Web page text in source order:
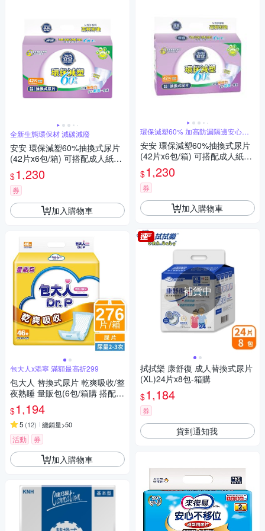
全新生態環保材 減碳減廢
安安 環保減塑60%抽換式尿片
(42片x6包/箱) 可搭配成人紙尿
褲使用
$1,230
券
加入購物車
包大人x添寧 滿額最高折299
包大人 替換式尿片 乾爽吸收/整
夜熟睡 量販包(6包/箱購 搭配成
人紙尿褲)
$1,194
5 (12) 總銷量>50
活動 券
加入購物車
環保減塑60% 加高防漏隔邊安心不
外漏
安安 環保減塑60%抽換式尿片
(42片x6包/箱) 可搭配成人紙尿
褲使用
$1,230
券
加入購物車
補貨中
拭拭樂 康舒復 成人替換式尿片
(XL)24片x8包-箱購
$1,184
券
貨到通知我